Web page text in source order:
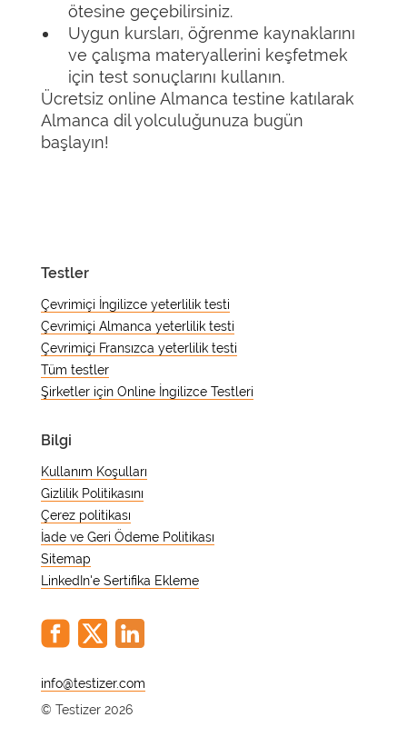
ötesine geçebilirsiniz.
Uygun kursları, öğrenme kaynaklarını
ve çalışma materyallerini keşfetmek
için test sonuçlarını kullanın.
Ücretsiz online Almanca testine katılarak
Almanca dil yolculuğunuza bugün
başlayın!
Testler
Çevrimiçi İngilizce yeterlilik testi
Çevrimiçi Almanca yeterlilik testi
Çevrimiçi Fransızca yeterlilik testi
Tüm testler
Şirketler için Online İngilizce Testleri
Bilgi
Kullanım Koşulları
Gizlilik Politikasını
Çerez politikası
İade ve Geri Ödeme Politikası
Sitemap
LinkedIn'e Sertifika Ekleme
@
© Testizer 2026